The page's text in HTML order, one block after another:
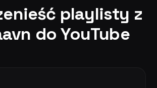
playlisty z
do YouTube